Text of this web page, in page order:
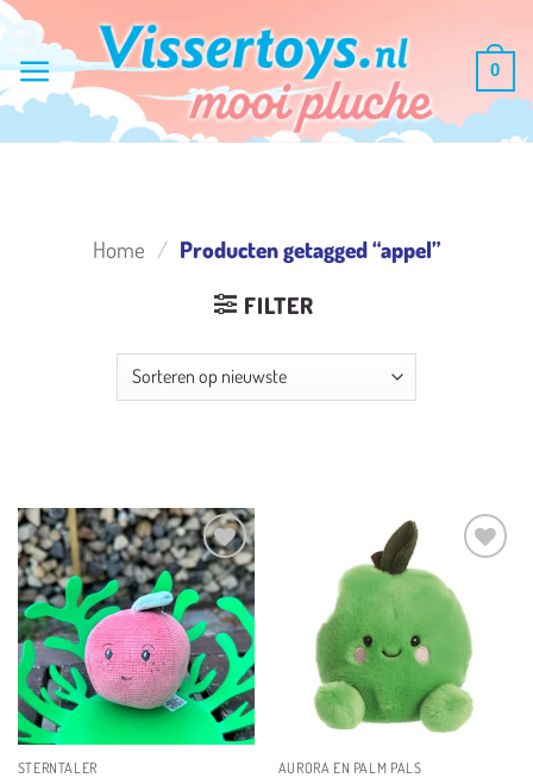
Ga
inhoud
0
Home / Producten getagged “appel”
FILTER
Toevoegen
aan
verlanglijst
STERNTALER
Toevoegen
aan
verlanglijst
AURORA EN PALM PALS